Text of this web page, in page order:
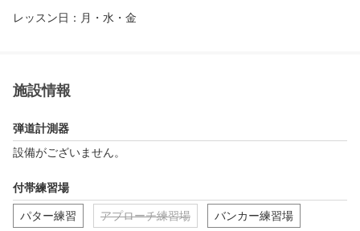
レッスン日：月・水・金
まずは体験レッスンで現状診断から。
施設情報
弾道計測器
設備がございません。
付帯練習場
パター練習 アプローチ練習場 バンカー練習場